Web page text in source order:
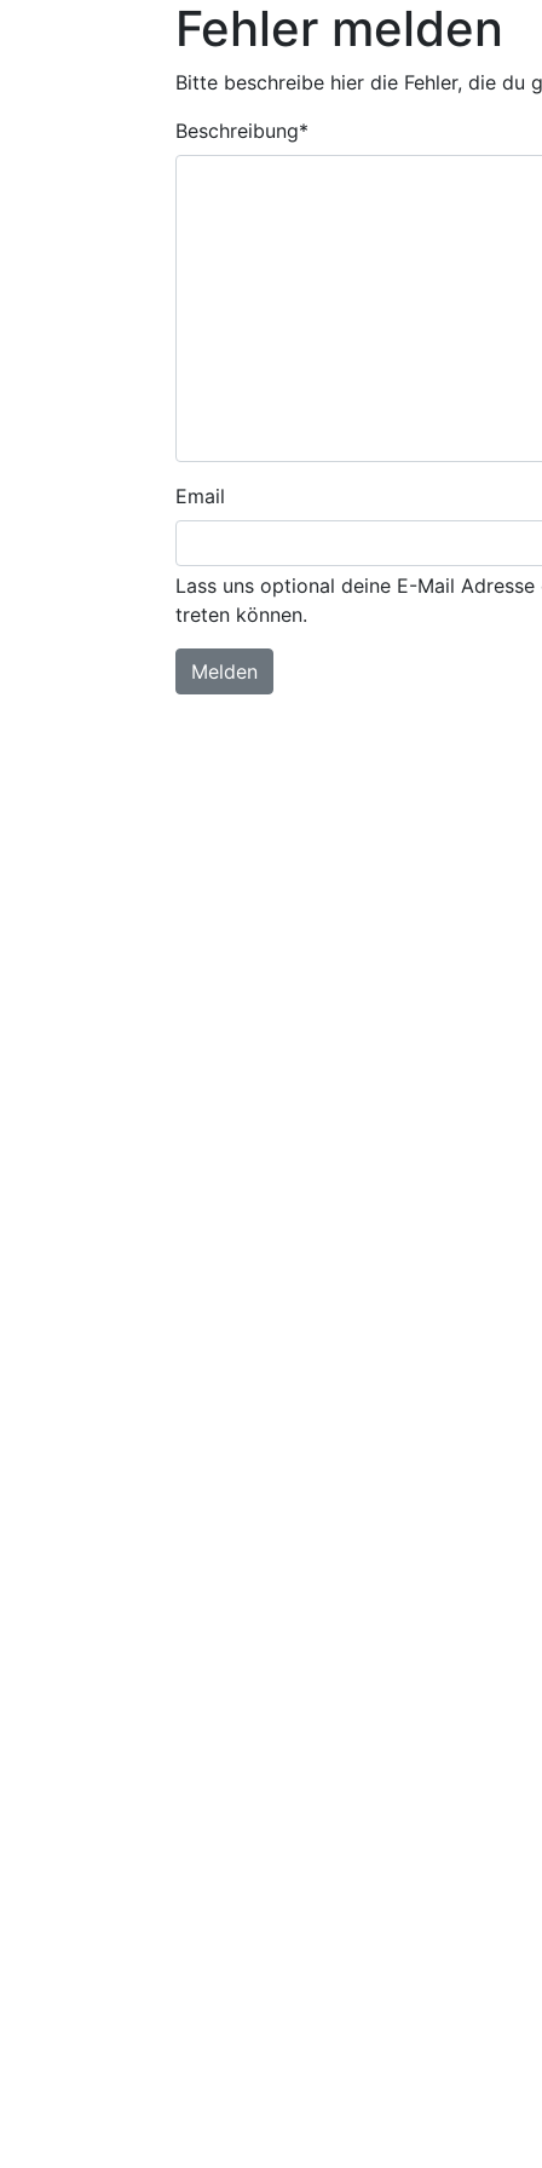
Fehler melden
Bitte beschreibe hier die Fehler, die du
Beschreibung*
Email
Lass uns optional deine E-Mail
treten können.
Melden